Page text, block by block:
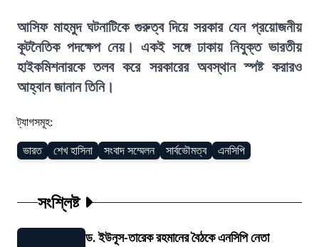
আসিফ মাহমুদ ঘটনাটিকে গুরুত্ব দিয়ে সরকার যেন প্রয়োজনীয়
কূটনৈতিক পদক্ষেপ নেয়। একই সঙ্গে ঢাকায় নিযুক্ত ভারতীয়
হাইকমিশনারকে তলব করে সরকারের অবস্থান স্পষ্ট করারও
আহ্বান জানান তিনি।
ট্যাগসমূহ:
ভারত শেখ হাসিনা সংবাদ সম্মেলন সার্বভৌমত্ব এনসিপি
সংশ্লিষ্ট
ড. ইউনূস-তারেক রহমানের বৈঠকে এনসিপি নেতা